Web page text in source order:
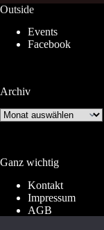
Outside
Events
Facebook
Archiv
Archiv
Ganz wichtig
Kontakt
Impressum
AGB